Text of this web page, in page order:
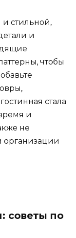
и стильной,
и
чтобы
стала
и
не
организации
советы по